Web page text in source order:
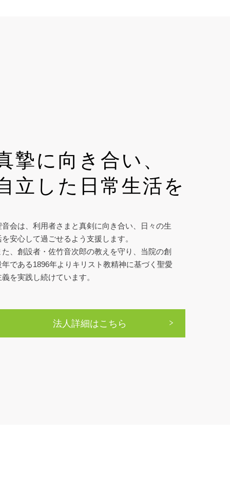
摯に向き合い、
立した日常生活を
音会は、利用者さまと真剣に向き合い、日々の生
を安心して過ごせるよう支援します。
た、創設者・佐竹音次郎の教えを守り、当院の創
年である1896年よりキリスト教精神に基づく聖愛
義を実践し続けています。
法人詳細はこちら